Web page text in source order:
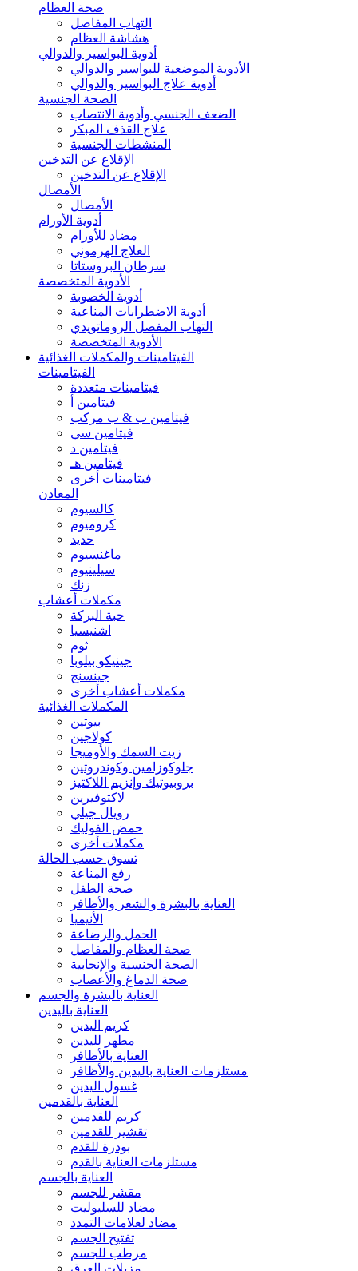
صحة العظام
التهاب المفاصل
هشاشة العظام
أدوية البواسير والدوالي
الأدوية الموضعية للبواسير والدوالي
أدوية علاج البواسير والدوالي
الصحة الجنسية
الضعف الجنسي وأدوية الانتصاب
علاج القذف المبكر
المنشطات الجنسية
الإقلاع عن التدخين
الإقلاع عن التدخين
الأمصال
الأمصال
أدوية الأورام
مضاد للأورام
العلاج الهرموني
سرطان البروستاتا
الأدوية المتخصصة
أدوية الخصوبة
أدوية الاضطرابات المناعية
التهاب المفصل الروماتويدي
الأدوية المتخصصة
الفيتامينات والمكملات الغذائية
الفيتامينات
فيتامينات متعددة
فيتامين أ
فيتامين ب & ب مركب
فيتامين سي
فيتامين د
فيتامين هـ
فيتامينات أخرى
المعادن
كالسيوم
كروميوم
حديد
ماغنسيوم
سيلينيوم
زنك
مكملات أعشاب
حبة البركة
اشنيسيا
ثوم
جينيكو بيلوبا
جينسنج
مكملات أعشاب أخرى
المكملات الغذائية
بيوتين
كولاجين
زيت السمك والأوميجا
جلوكوزامين وكوندروتين
بروبيوتيك وإنزيم اللاكتيز
لاكتوفيرين
رويال جيلي
حمض الفوليك
مكملات أخرى
تسوق حسب الحالة
رفع المناعة
صحة الطفل
العناية بالبشرة والشعر والأظافر
الأنيميا
الحمل والرضاعة
صحة العظام والمفاصل
الصحة الجنسية والإنجابية
صحة الدماغ والأعصاب
العناية بالبشرة والجسم
العناية باليدين
كريم اليدين
مطهر لليدين
العناية بالأظافر
مستلزمات العناية باليدين والأظافر
غسول اليدين
العناية بالقدمين
كريم للقدمين
تقشير للقدمين
بودرة للقدم
مستلزمات العناية بالقدم
العناية بالجسم
مقشر للجسم
مضاد للسليوليت
مضاد لعلامات التمدد
تفتيح الجسم
مرطب للجسم
مزيلات العرق